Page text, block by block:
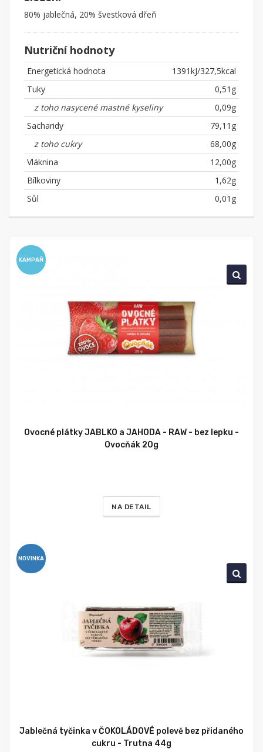
80% jablečná, 20% švestková dřeň
Nutriční hodnoty
Energetická hodnota
1391kJ/327,5kcal
Tuky
0,51g
z toho nasycené mastné kyseliny
0,09g
Sacharidy
79,11g
z toho cukry
68,00g
Vláknina
12,00g
Bílkoviny
1,62g
Sůl
0,01g
KAMPAŇ
Ovocné plátky JABLKO a JAHODA - RAW - bez lepku -
Ovocňák 20g
NA DETAIL
NOVINKA
Jablečná tyčinka v ČOKOLÁDOVÉ polevě bez přidaného
cukru - Trutna 44g